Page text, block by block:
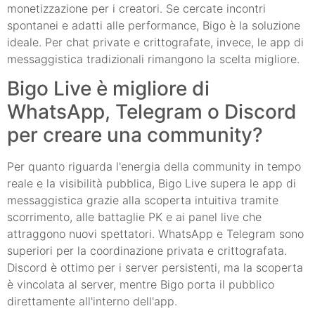
monetizzazione per i creatori. Se cercate incontri
spontanei e adatti alle performance, Bigo è la soluzione
ideale. Per chat private e crittografate, invece, le app di
messaggistica tradizionali rimangono la scelta migliore.
Bigo Live è migliore di
WhatsApp, Telegram o Discord
per creare una community?
Per quanto riguarda l'energia della community in tempo
reale e la visibilità pubblica, Bigo Live supera le app di
messaggistica grazie alla scoperta intuitiva tramite
scorrimento, alle battaglie PK e ai panel live che
attraggono nuovi spettatori. WhatsApp e Telegram sono
superiori per la coordinazione privata e crittografata.
Discord è ottimo per i server persistenti, ma la scoperta
è vincolata al server, mentre Bigo porta il pubblico
direttamente all'interno dell'app.